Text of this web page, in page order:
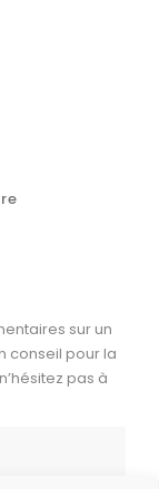
sur un
conseil pour la
pas à